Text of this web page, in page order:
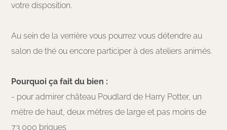
votre disposition.
Au sein de la verrière vous pourrez vous détendre au
salon de thé ou encore participer à des ateliers animés.
Pourquoi ça fait du bien :
- pour admirer château Poudlard de Harry Potter, un
mètre de haut, deux mètres de large et pas moins de
73 000 briques